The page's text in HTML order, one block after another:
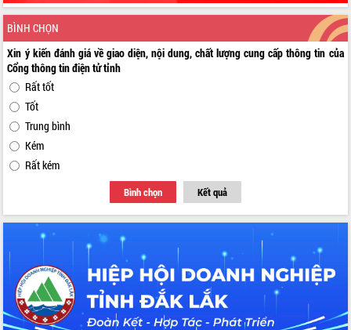
BÌNH CHỌN
Xin ý kiến đánh giá về giao diện, nội dung, chất lượng cung cấp thông tin của
Cổng thông tin điện tử tỉnh
Rất tốt
Tốt
Trung bình
Kém
Rất kém
Bình chọn Kết quả